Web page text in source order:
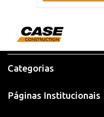
Categorias
Páginas Institucionais